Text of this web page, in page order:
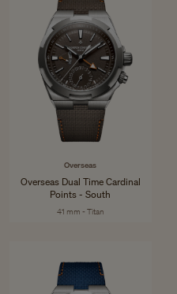
Overseas
Overseas Dual Time Cardinal
Points - South
41 mm - Titan